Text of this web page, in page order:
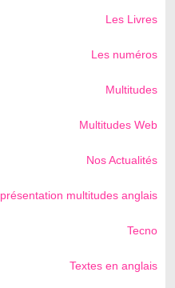
Les Livres
Les numéros
Multitudes
Multitudes Web
Nos Actualités
présentation multitudes anglais
Tecno
Textes en anglais